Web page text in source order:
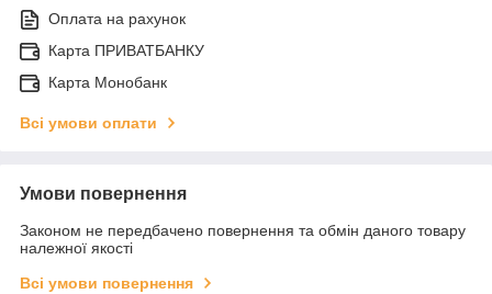
Оплата на рахунок
Карта ПРИВАТБАНКУ
Карта Монобанк
Всі умови оплати
Умови повернення
Законом не передбачено повернення та обмін даного товару
належної якості
Всі умови повернення